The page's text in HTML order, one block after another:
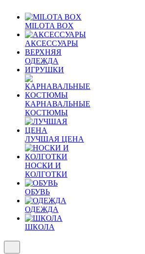
MILOTA BOX
АКСЕССУАРЫ
ВЕРХНЯЯ
ОДЕЖДА
ИГРУШКИ
КАРНАВАЛЬНЫЕ
КОСТЮМЫ
ЛУЧШАЯ ЦЕНА
НОСКИ И
КОЛГОТКИ
ОБУВЬ
ОДЕЖДА
ШКОЛА